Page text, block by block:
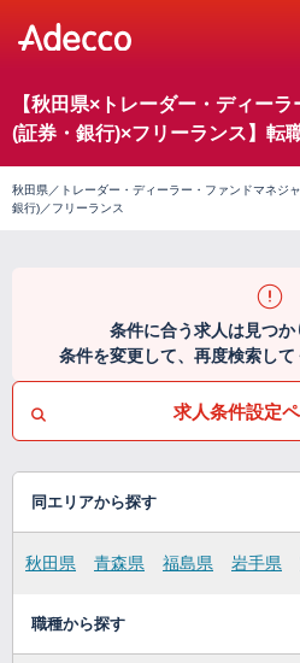
【秋田県×トレーダー・ディー
(証券・銀行)×フリーランス】転
秋田県／トレーダー・ディーラー・ファンドマネジャ
銀行)／フリーランス
条件に合う求人は見つか
条件を変更して、再度検索して
求人条件設定
同エリアから探す
秋田県 青森県 福島県 岩手県
職種から探す